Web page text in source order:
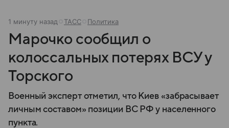
1 минуту назад ТАСС Политика
Марочко сообщил о
колоссальных потерях ВСУ у
Торского
Военный эксперт отметил, что Киев «забрасывает
личным составом» позиции ВС РФ у населенного
пункта.